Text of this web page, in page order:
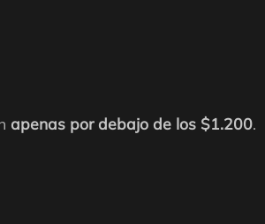
apenas por debajo de los $1.200.